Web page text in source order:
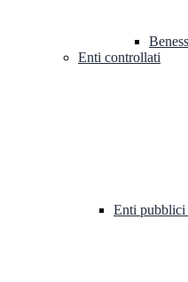
Enti controllati
Enti